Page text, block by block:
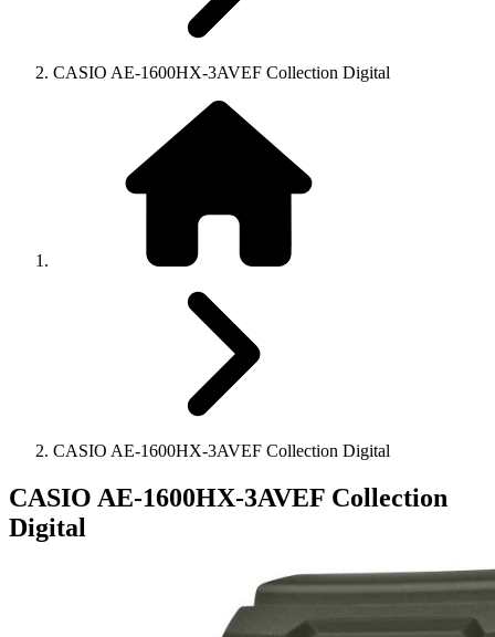
CASIO AE-1600HX-3AVEF Collection Digital
CASIO AE-1600HX-3AVEF Collection Digital
CASIO AE-1600HX-3AVEF Collection
Digital